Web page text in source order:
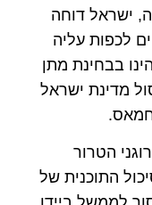
ישראל דוחה
לכפות עליה
בבחינת מתן
מדינת ישראל
הטרור
התוכנית של